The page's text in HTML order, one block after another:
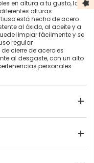
en altura a tu gusto, lo
alturas
está hecho de acero
al óxido, al aceite y a
limpiar fácilmente y se
regular
cierre de acero es
al desgaste, con un alto
personales